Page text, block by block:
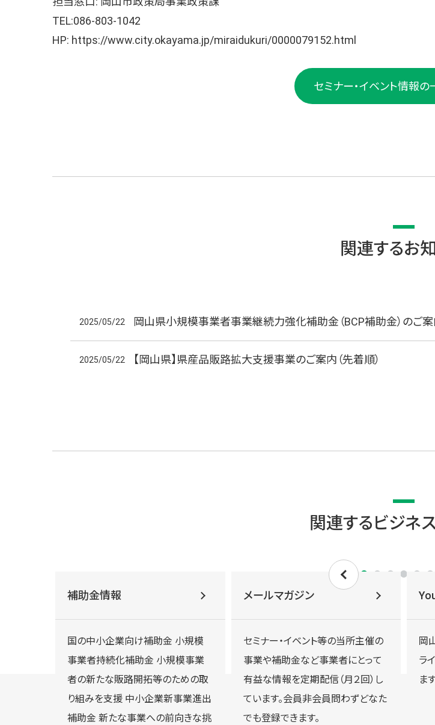
TEL:086-803-1042
HP: https://www.city.okayama.jp/miraidukuri/0000079152.html
セミナー・イベント情報
関連するお
2025/05/22 岡山県小規模事業者事業継続力強化補助金（BCP補助金）のご
2025/05/22 【岡山県】県産品販路拡大支援事業のご案内（先着順）
関連するビジネ
補助金情報
国の中小企業向け補助金 小規模
事業者持続化補助金 小規模事業
者の新たな販路開拓等のための取
り組みを支援 中小企業新事業進出
補助金 新たな事業への前向きな挑
メールマガジン
セミナー・イベント等の当所主催の
事業や補助金など事業者にとって
有益な情報を定期配信（月２回）し
ています。会員非会員問わずどなた
でも登録できます。
岡
ラ
ます